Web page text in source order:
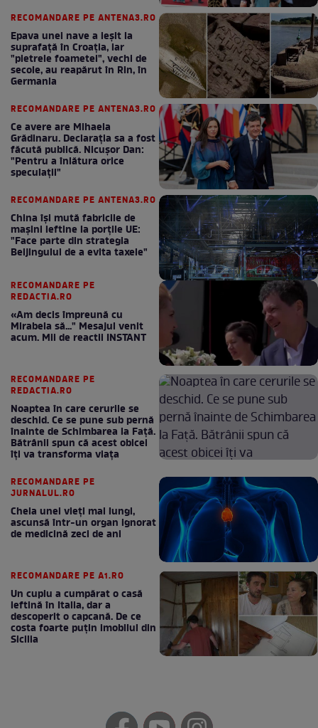
RECOMANDARE PE ANTENA3.RO
Epava unei nave a ieșit la
suprafață în Croația, iar
"pietrele foametei", vechi de
secole, au reapărut în Rin, în
Germania
RECOMANDARE PE ANTENA3.RO
Ce avere are Mihaela
Grădinaru. Declarația sa a fost
făcută publică. Nicușor Dan:
"Pentru a înlătura orice
speculații"
RECOMANDARE PE ANTENA3.RO
China își mută fabricile de
mașini ieftine la porțile UE:
"Face parte din strategia
Beijingului de a evita taxele"
RECOMANDARE PE
REDACTIA.RO
«Am decis împreună cu
Mirabela să..." Mesajul venit
acum. Mii de reactii INSTANT
RECOMANDARE PE
REDACTIA.RO
Noaptea în care cerurile se
deschid. Ce se pune sub pernă
înainte de Schimbarea la Față.
Bătrânii spun că acest obicei
îți va transforma viața
RECOMANDARE PE
JURNALUL.RO
Cheia unei vieți mai lungi,
ascunsă într-un organ ignorat
de medicină zeci de ani
RECOMANDARE PE A1.RO
Un cuplu a cumpărat o casă
ieftină în Italia, dar a
descoperit o capcană. De ce
costa foarte puțin imobilul din
Sicilia